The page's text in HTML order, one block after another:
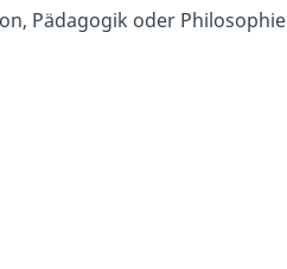
Pädagogik oder Philosophie